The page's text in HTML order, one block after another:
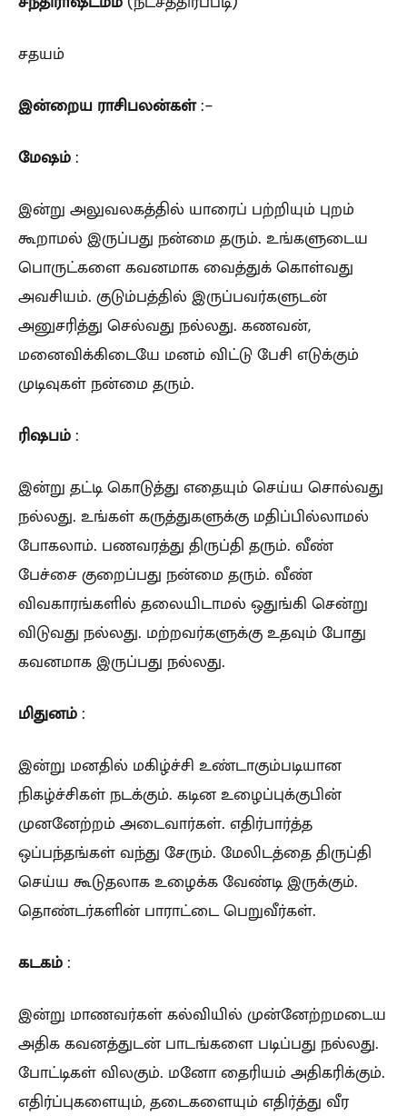
சதயம்
இன்றைய ராசிபலன்கள்:-
மேஷம் :
இன்று அலுவலகத்தில் யாரைப் பற்றியும் புறம்
கூறாமல் இருப்பது நன்மை தரும். உங்களுடைய
பொருட்களை கவனமாக வைத்துக் கொள்வது
அவசியம். குடும்பத்தில் இருப்பவர்களுடன்
அனுசரித்து செல்வது நல்லது. கணவன்,
மனைவிக்கிடையே மனம் விட்டு பேசி எடுக்கும்
முடிவுகள் நன்மை தரும்.
ரிஷபம் :
இன்று தட்டி கொடுத்து எதையும் செய்ய சொல்வது
நல்லது. உங்கள் கருத்துகளுக்கு மதிப்பில்லாமல்
போகலாம். பணவரத்து திருப்தி தரும். வீண்
பேச்சை குறைப்பது நன்மை தரும். வீண்
விவகாரங்களில் தலையிடாமல் ஒதுங்கி சென்று
விடுவது நல்லது. மற்றவர்களுக்கு உதவும் போது
கவனமாக இருப்பது நல்லது.
மிதுனம் :
இன்று மனதில் மகிழ்ச்சி உண்டாகும்படியான
நிகழ்ச்சிகள் நடக்கும். கடின உழைப்புக்குபின்
முனனேற்றம் அடைவார்கள். எதிர்பார்த்த
ஒப்பந்தங்கள் வந்து சேரும். மேலிடத்தை திருப்தி
செய்ய கூடுதலாக உழைக்க வேண்டி இருக்கும்.
தொண்டர்களின் பாராட்டை பெறுவீர்கள்.
கடகம் :
இன்று மாணவர்கள் கல்வியில் முன்னேற்றமடைய
அதிக கவனத்துடன் பாடங்களை படிப்பது நல்லது.
போட்டிகள் விலகும். மனோ தைரியம் அதிகரிக்கும்.
எதிர்ப்புகளையும், தடைகளையும் எதிர்த்து வீர